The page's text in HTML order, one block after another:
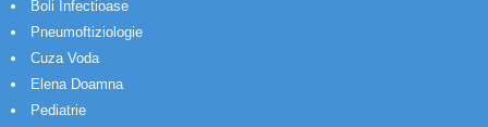
Boli Infectioase
Pneumoftiziologie
Cuza Voda
Elena Doamna
Pediatrie